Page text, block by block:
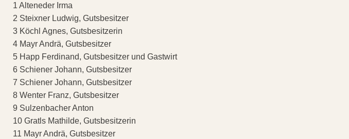
1 Alteneder Irma
2 Steixner Ludwig, Gutsbesitzer
3 Köchl Agnes, Gutsbesitzerin
4 Mayr Andrä, Gutsbesitzer
5 Happ Ferdinand, Gutsbesitzer und Gastwirt
6 Schiener Johann, Gutsbesitzer
7 Schiener Johann, Gutsbesitzer
8 Wenter Franz, Gutsbesitzer
9 Sulzenbacher Anton
10 Gratls Mathilde, Gutsbesitzerin
11 Mayr Andrä, Gutsbesitzer